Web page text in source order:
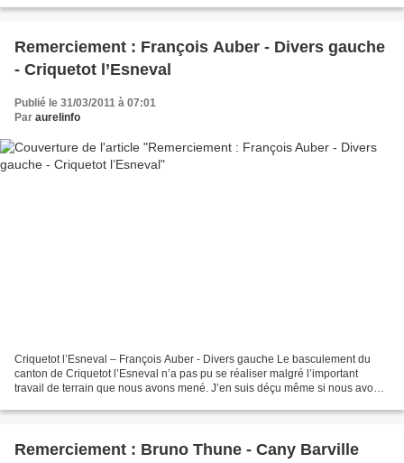
Remerciement : François Auber - Divers gauche
- Criquetot l’Esneval
Publié le 31/03/2011 à 07:01
Par aurelinfo
Criquetot l’Esneval – François Auber - Divers gauche Le basculement du
canton de Criquetot l’Esneval n’a pas pu se réaliser malgré l’important
travail de terrain que nous avons mené. J’en suis déçu même si nous avons
Remerciement : Bruno Thune - Cany Barville